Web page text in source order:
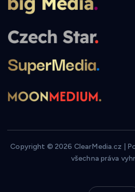
Copyright © 2026 ClearMedia.cz |
všechna práva